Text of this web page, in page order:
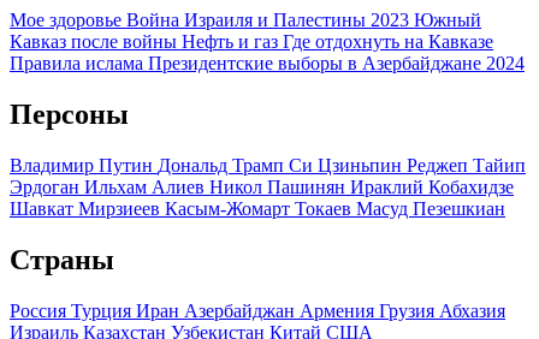
Мое здоровье Война Израиля и Палестины 2023 Южный
Кавказ после войны Нефть и газ Где отдохнуть на Кавказе
Правила ислама Президентские выборы в Азербайджане 2024
Персоны
Владимир Путин Дональд Трамп Си Цзиньпин Реджеп Тайип
Эрдоган Ильхам Алиев Никол Пашинян Ираклий Кобахидзе
Шавкат Мирзиеев Касым-Жомарт Токаев Масуд Пезешкиан
Страны
Россия Турция Иран Азербайджан Армения Грузия Абхазия
Израиль Казахстан Узбекистан Китай США